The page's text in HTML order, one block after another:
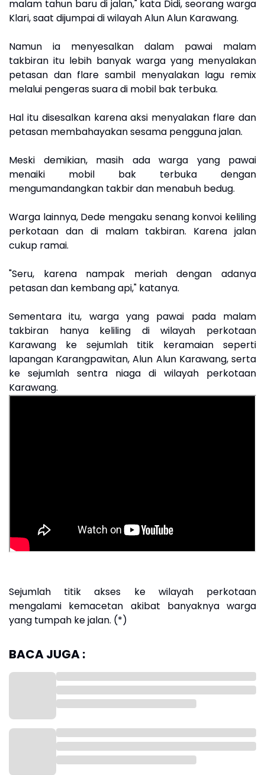
malam tahun baru di jalan," kata Didi, seorang warga
Klari, saat dijumpai di wilayah Alun Alun Karawang.
Namun ia menyesalkan dalam pawai malam
takbiran itu lebih banyak warga yang menyalakan
petasan dan flare sambil menyalakan lagu remix
melalui pengeras suara di mobil bak terbuka.
Hal itu disesalkan karena aksi menyalakan flare dan
petasan membahayakan sesama pengguna jalan.
Meski demikian, masih ada warga yang pawai
menaiki mobil bak terbuka dengan
mengumandangkan takbir dan menabuh bedug.
Warga lainnya, Dede mengaku senang konvoi keliling
perkotaan dan di malam takbiran. Karena jalan
cukup ramai.
"Seru, karena nampak meriah dengan adanya
petasan dan kembang api," katanya.
Sementara itu, warga yang pawai pada malam
takbiran hanya keliling di wilayah perkotaan
Karawang ke sejumlah titik keramaian seperti
lapangan Karangpawitan, Alun Alun Karawang, serta
ke sejumlah sentra niaga di wilayah perkotaan
Karawang.
Sejumlah titik akses ke wilayah perkotaan
mengalami kemacetan akibat banyaknya warga
yang tumpah ke jalan. (*)
BACA JUGA :